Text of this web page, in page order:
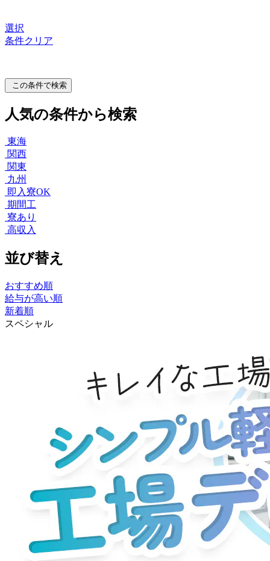
選択
条件クリア
この条件で検索
人気の条件から検索
東海
関西
関東
九州
即入寮OK
期間工
寮あり
高収入
並び替え
おすすめ順
給与が高い順
新着順
スペシャル